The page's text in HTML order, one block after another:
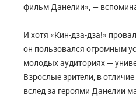
фильм Данелии», —
И хотя «Кин-дза-дза!»
он пользовался огромным
молодых аудиториях —
Взрослые зрители, в
вслед за героями Данелии